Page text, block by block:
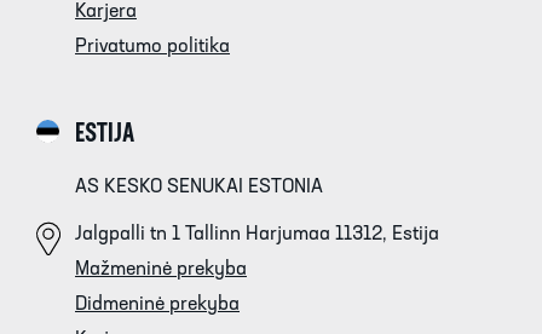
Karjera
Privatumo politika
ESTIJA
AS KESKO SENUKAI ESTONIA
Jalgpalli tn 1 Tallinn Harjumaa 11312, Estija
Mažmeninė prekyba
Didmeninė prekyba